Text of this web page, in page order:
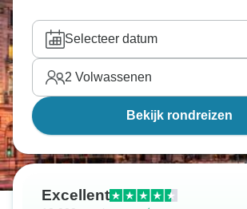
Selecteer datum
2 Volwassenen
Bekijk rondreizen
Excellent